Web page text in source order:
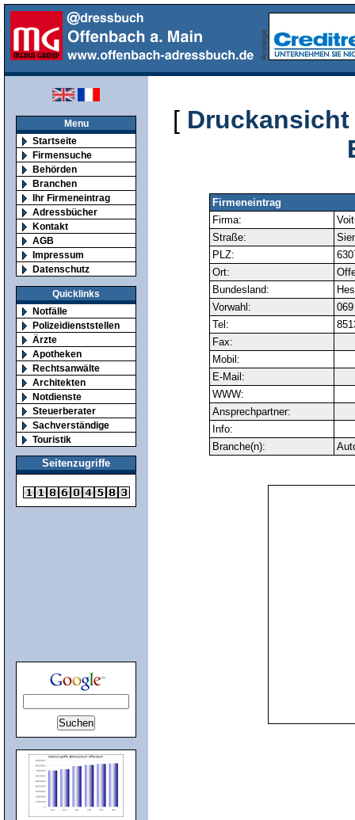
Menu
Startseite
Firmensuche
Behörden
Branchen
Ihr Firmeneintrag
Adressbücher
Kontakt
AGB
Impressum
Datenschutz
Quicklinks
Notfälle
Polizeidienststellen
Ärzte
Apotheken
Rechtsanwälte
Architekten
Notdienste
Steuerberater
Sachverständige
Touristik
Seitenzugriffe
[ Druckansicht
Firmeneintrag
Firma:
Straße:
PLZ:
Ort:
Bundesland:
Vorwahl:
069
Tel:
Fax:
Mobil:
E-Mail:
WWW:
Ansprechpartner:
Info:
Branche(n):